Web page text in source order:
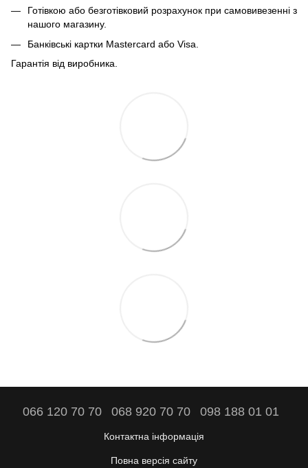
Готівкою або безготівковий розрахунок при самовивезенні з
нашого магазину.
Банківські картки Mastercard або Visa.
Гарантія від виробника.
066 120 70 70 068 920 70 70 098 188 01 01
Контактна інформація
Повна версія сайту